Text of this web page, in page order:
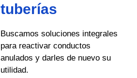
tuberías
Buscamos soluciones integrales
para reactivar conductos
anulados y darles de nuevo su
utilidad.